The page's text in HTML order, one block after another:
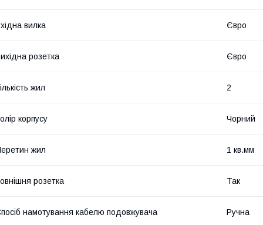
вилка Євро
розетка Євро
жил 2
корпусу Чорний
жил 1 кв.мм
розетка Так
намотування кабелю подовжувача Ручна